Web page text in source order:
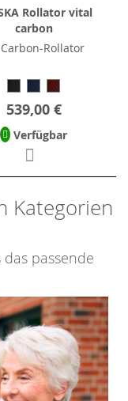
Rollator vital
carbon
Rollator
539,00 €
Verfügbar
Kategorien
passende